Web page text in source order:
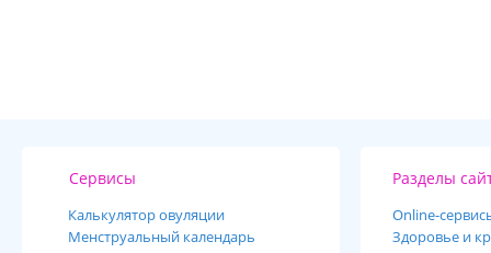
Сервисы
Калькулятор овуляции
Менструальный календарь
Разделы
Online-
Здоровье и